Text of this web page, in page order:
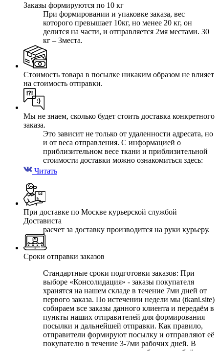
Заказы формируются по 10 кг
При формировании и упаковке заказа, вес
которого превышает 10кг, но менее 20 кг, он
делится на части, и отправляется 2мя местами. 30
кг – 3места.
Стоимость товара в посылке никаким образом не влияет
на стоимость отправки.
Мы не знаем, сколько будет стоить доставка конкретного
заказа.
Это зависит не только от удаленности адресата, но
и от веса отправления. С информацией о
приблизительном весе ткани и приблизительной
стоимости доставки можно ознакомиться здесь:
Читать
При доставке по Москве курьерской службой
Достависта
расчет за доставку производится на руки курьеру.
Сроки отправки заказов
Стандартные сроки подготовки заказов: При
выборе «Консолидация» - заказы покупателя
хранятся на нашем складе в течение 7ми дней от
первого заказа. По истечении недели мы (tkani.site)
собираем все заказы данного клиента и передаём в
пункты наших отправителей для формирования
посылки и дальнейшей отправки. Как правило,
отправители формируют посылку и отправляют её
покупателю в течение 3-7ми рабочих дней. В